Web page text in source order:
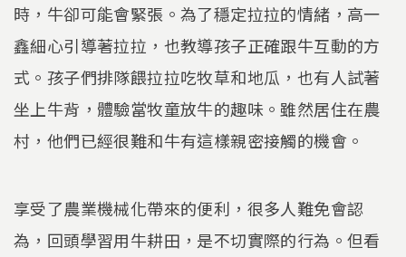
時，牛卻可能會緊張。為了穩定拉拉的情緒，高一
鑫細心引導著拉拉，也教導孩子正確跟牛互動的方
式。孩子們排隊餵拉拉吃牧草和地瓜，也有人試著
坐上牛背，體驗當牧童放牛的趣味。雖然居住在農
村，他們已經很難和牛有這樣親密接觸的機會。
享受了農業機械化帶來的便利，很多人難免會認
為，回頭學習用牛耕田，是不切實際的行為。但看